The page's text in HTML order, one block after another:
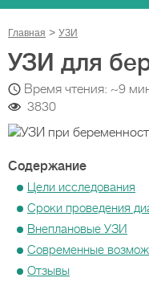
Главная УЗИ
УЗИ для
Время чтения: ~9
3830
Содержание
Цели исследования
Сроки проведения
Внеплановые УЗИ
Современные
Отзывы